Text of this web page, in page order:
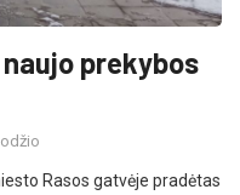
prekybos
Rasos gatvėje pradėtas